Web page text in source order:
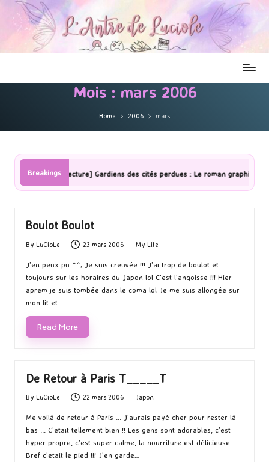
Mois : mars 2006
Home 2006 mars
Breakings
[Lecture] Gardiens des cités perdues : Le roman graphique Tome 1
Boulot Boulot
Posted
by
By LuCioLe 23 mars 2006
Posted
in
My Life
J'en peux pu ^^; Je suis creuvée !!! J'ai trop de boulot et
toujours sur les horaires du Japon lol C'est l'angoisse !!! Hier
aprem je suis tombée dans le coma lol Je me suis allongée sur
mon lit et…
Read More
De Retour à Paris T_____T
Posted
by
By LuCioLe 22 mars 2006
Posted
in
Japon
Me voilà de retour à Paris ... J'aurais payé cher pour rester là
bas ... C'etait tellement bien !! Les gens sont adorables, c'est
hyper propre, c'est super calme, la nourriture est délicieuse
Bref c'etait le pied !!! J'en garde…